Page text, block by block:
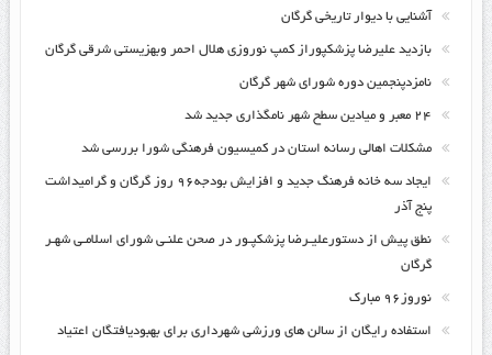
آشنایی با دیوار تاریخی گرگان
بازدید علیرضا پزشکپوراز کمپ نوروزی هلال احمر وبهزیستی شرقی گرگان
نامزدپنجمین دوره شورای شهر گرگان
۲۴ معبر و میادین سطح شهر نامگذاری جدید شد
مشکلات اهالی رسانه استان در کمیسیون فرهنگی شورا بررسی شد
ایجاد سه خانه فرهنگ جدید و افزایش بودجه۹۶ روز گرگان و گرامیداشت
پنج آذر
نطق پیش از دستورعلیـرضا پزشکپـور در صحن علنـی شورای اسلامـی شهـر
گرگان
نوروز۹۶ مبارک
استفاده رایگان از سالن های ورزشی شهرداری برای بهبودیافتگان اعتیاد